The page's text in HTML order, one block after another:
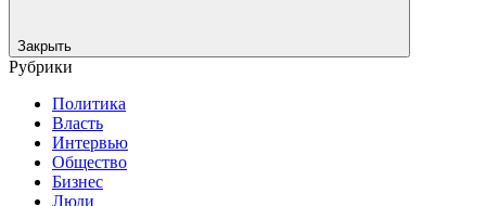
Закрыть
Рубрики
Политика
Власть
Интервью
Общество
Бизнес
Люди